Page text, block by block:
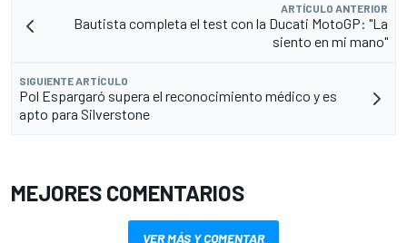
ARTÍCULO ANTERIOR
Bautista completa el test con la Ducati MotoGP: "La
siento en mi mano"
SIGUIENTE ARTÍCULO
Pol Espargaró supera el reconocimiento médico y es
apto para Silverstone
MEJORES COMENTARIOS
VER MÁS Y COMENTAR